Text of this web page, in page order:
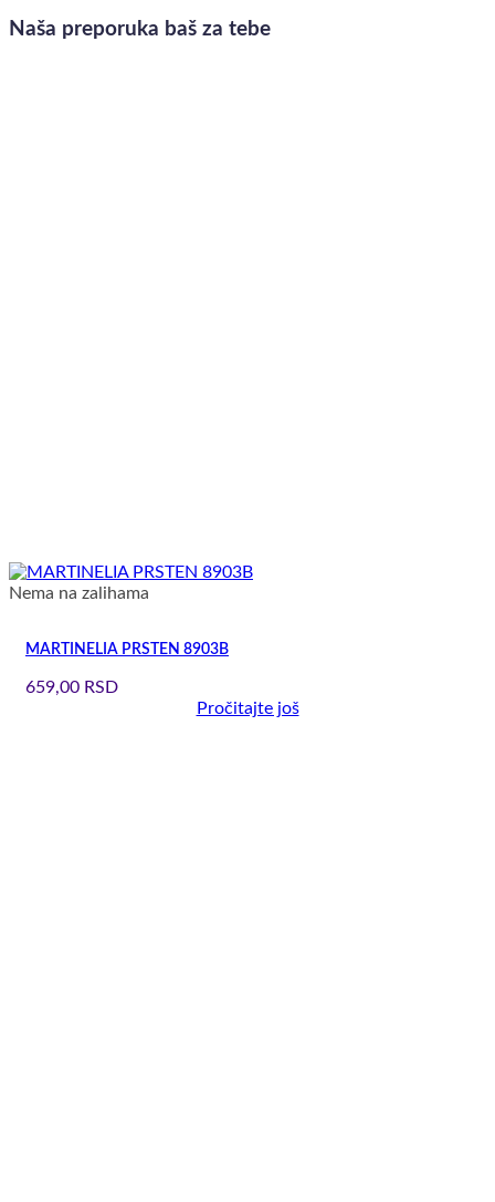
Naša preporuka baš za tebe
Nema na zalihama
MARTINELIA PRSTEN 8903B
659,00 RSD
Pročitajte još